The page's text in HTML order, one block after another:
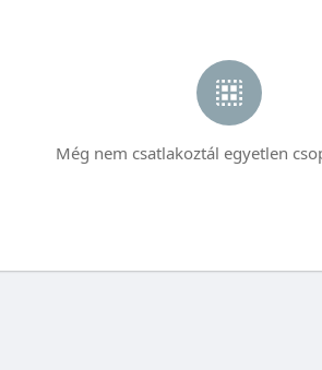
Még nem csatlakoztál egyetlen